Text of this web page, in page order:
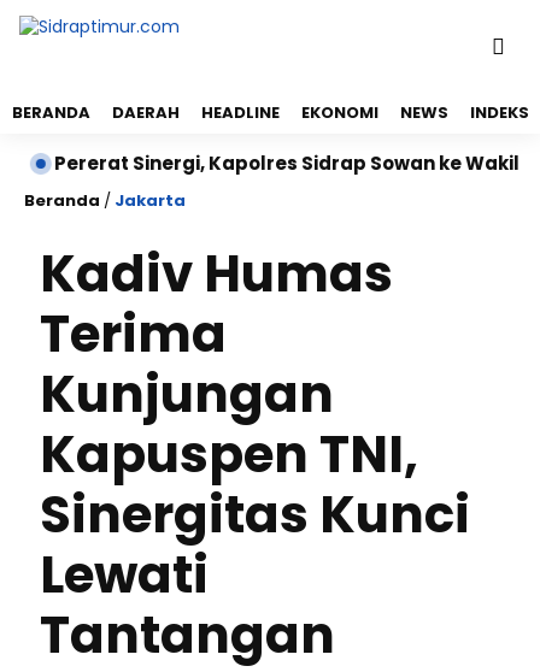
BERANDA DAERAH HEADLINE EKONOMI NEWS INDEKS
Sinergi, Kapolres Sidrap Sowan ke Wakil Bupati
Beranda / Jakarta
Kadiv Humas
Terima
Kunjungan
Kapuspen TNI,
Sinergitas Kunci
Lewati
Tantangan